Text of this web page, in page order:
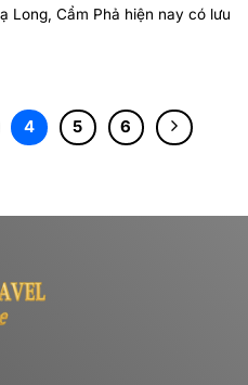
Long, Cẩm Phả hiện nay có lưu
4 5 6